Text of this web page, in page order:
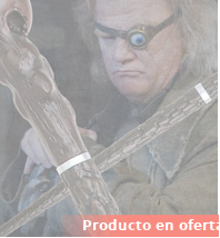
Producto en oferta
más! Ten la varita
de Alastor Ojoloco Moody
de la película Harry
Las Reliquias de la Muerte.
réplica es oficial y
en una caja de regalo
de delicada resina
Polyresin, con su escala 1:1.